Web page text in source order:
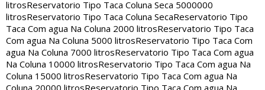
litrosReservatorio Tipo Taca Coluna Seca 5000000
litrosReservatorio Tipo Taca Coluna SecaReservatorio Tipo
Taca Com agua Na Coluna 2000 litrosReservatorio Tipo Taca
Com agua Na Coluna 5000 litrosReservatorio Tipo Taca Com
agua Na Coluna 7000 litrosReservatorio Tipo Taca Com agua
Na Coluna 10000 litrosReservatorio Tipo Taca Com agua Na
Coluna 15000 litrosReservatorio Tipo Taca Com agua Na